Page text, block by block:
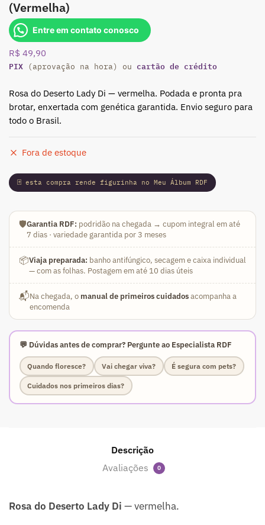
(Vermelha)
Entre em contato conosco
R$ 49,90
PIX (aprovação na hora) ou cartão de crédito
Rosa do Deserto Lady Di — vermelha. Podada e pronta pra
brotar, enxertada com genética garantida. Envio seguro para
todo o Brasil.
Fora de estoque
🃏 esta compra rende figurinha no Meu Álbum RDF
🛡️Garantia RDF: podridão na chegada → cupom integral em até
7 dias · variedade garantida por 3 meses
📦Viaja preparada: banho antifúngico, secagem e caixa individual
— com as folhas. Postagem em até 10 dias úteis
📬Na chegada, o manual de primeiros cuidadosacompanha a
encomenda
💬 Dúvidas antes de comprar? Pergunte ao Especialista RDF
Quando floresce? Vai chegar viva? É segura com pets?
Cuidados nos primeiros dias?
Descrição
Avaliações
0
Rosa do Deserto Lady Di — vermelha.